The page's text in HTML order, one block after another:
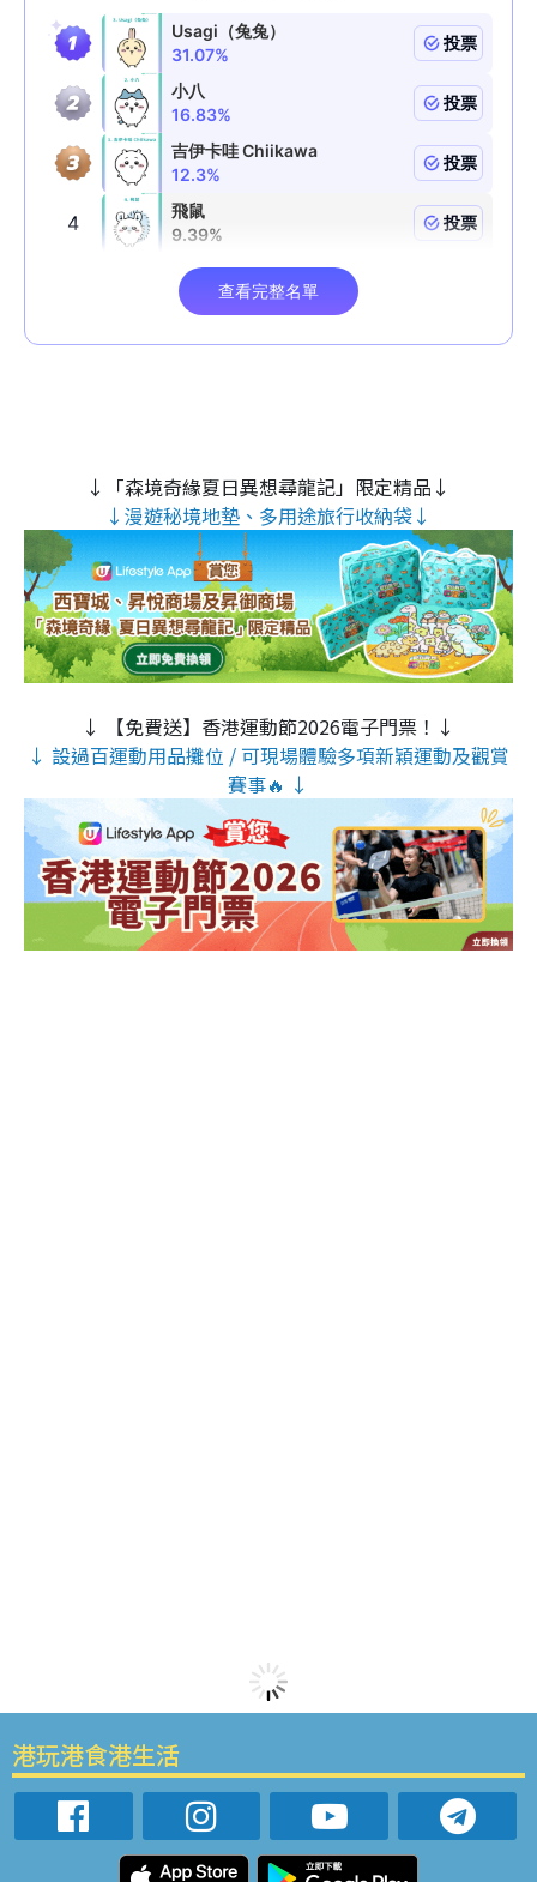
↓「森境奇緣夏日異想尋龍記」限定精品↓
↓漫遊秘境地墊、多用途旅行收納袋↓
↓ 【免費送】香港運動節2026電子門票！↓
↓ 設過百運動用品攤位 / 可現場體驗多項新穎運動及觀賞
賽事🔥 ↓
港玩港食港生活